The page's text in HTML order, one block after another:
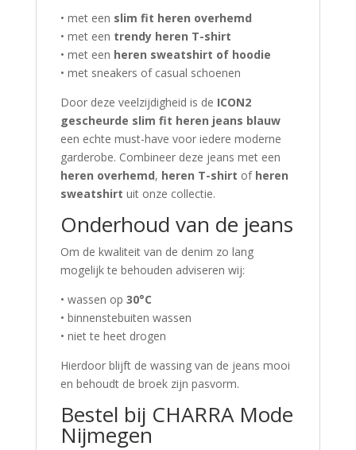
• met een slim fit heren overhemd
• met een trendy heren T-shirt
• met een heren sweatshirt of hoodie
• met sneakers of casual schoenen
Door deze veelzijdigheid is de ICON2
gescheurde slim fit heren jeans blauw
een echte must-have voor iedere moderne
garderobe. Combineer deze jeans met een
heren overhemd, heren T-shirt of heren
sweatshirt uit onze collectie.
Onderhoud van de jeans
Om de kwaliteit van de denim zo lang
mogelijk te behouden adviseren wij:
• wassen op 30°C
• binnenstebuiten wassen
• niet te heet drogen
Hierdoor blijft de wassing van de jeans mooi
en behoudt de broek zijn pasvorm.
Bestel bij CHARRA Mode
Nijmegen